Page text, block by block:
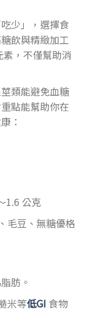
少」，選擇食
飲與精緻加工
，不僅幫助消
類能避免血糖
點能幫助你在
：
1.6 公克
毛豆、無糖優格
肪。
米等低GI 食物